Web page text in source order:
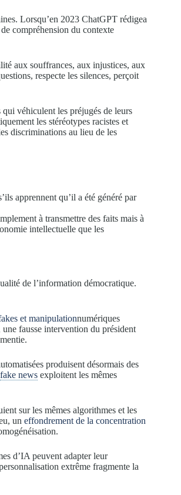
Lorsqu’en 2023 ChatGPT rédigea
compréhension du contexte
aux souffrances, aux injustices, aux
respecte les silences, perçoit
véhiculent les préjugés de leurs
les stéréotypes racistes et
discriminations au lieu de les
apprennent qu’il a été généré par
à transmettre des faits mais à
intellectuelle que les
de l’information démocratique.
et manipulationnumériques
fausse intervention du président
produisent désormais des
fake news exploitent les mêmes
sur les mêmes algorithmes et les
un effondrement de la concentration
d’IA peuvent adapter leur
extrême fragmente la